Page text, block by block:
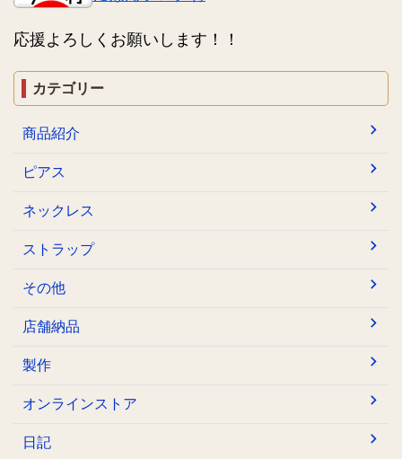
応援よろしくお願いします！！
カテゴリー
商品紹介
ピアス
ネックレス
ストラップ
その他
店舗納品
製作
オンラインストア
日記